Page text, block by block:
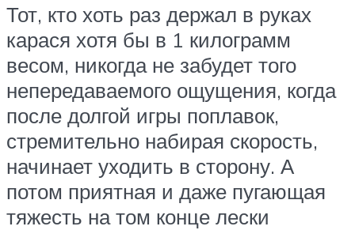
Тот, кто хоть раз держал в руках
карася хотя бы в 1 килограмм
весом, никогда не забудет того
непередаваемого ощущения, когда
после долгой игры поплавок,
стремительно набирая скорость,
начинает уходить в сторону. А
потом приятная и даже пугающая
тяжесть на том конце лески